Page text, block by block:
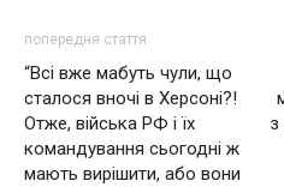
попередня стаття
“Всі вже мабуть чули, що
сталося вночі в Херсоні?!
Отже, військa РФ і їх
командування сьогодні ж
мають вирішити, або вони
з